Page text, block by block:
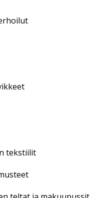
tekstiilit